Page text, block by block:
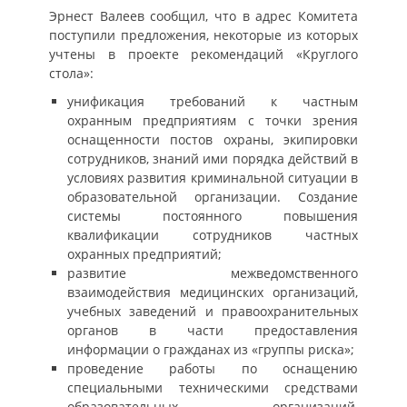
Эрнест Валеев сообщил, что в адрес Комитета
поступили предложения, некоторые из которых
учтены в проекте рекомендаций «Круглого
стола»:
унификация требований к частным
охранным предприятиям с точки зрения
оснащенности постов охраны, экипировки
сотрудников, знаний ими порядка действий в
условиях развития криминальной ситуации в
образовательной организации. Создание
системы постоянного повышения
квалификации сотрудников частных
охранных предприятий;
развитие межведомственного
взаимодействия медицинских организаций,
учебных заведений и правоохранительных
органов в части предоставления
информации о гражданах из «группы риска»;
проведение работы по оснащению
специальными техническими средствами